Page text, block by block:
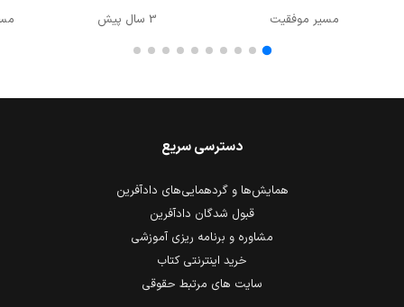
مسیر موفقیت 3 سال پیش
دسترسی سریع
همایش‌ها و گردهمایی‌های دادآفرین
قبول شدگان دادآفرین
مشاوره و برنامه ریزی آموزشی
خرید اینترنتی کتاب
سایت های مرتبط حقوقی